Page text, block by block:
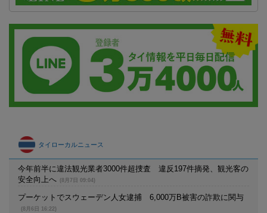
タイローカルニュース
今年前半に違法観光業者3000件超捜査 違反197件摘発、観光客の
安全向上へ
(8月7日 09:04)
プーケットでスウェーデン人女逮捕 6,000万B被害の詐欺に関与
(8月6日 16:22)